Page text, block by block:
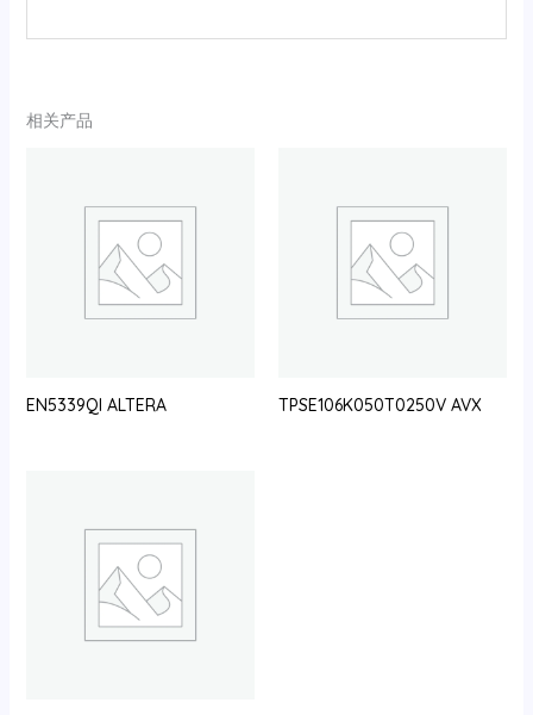
相关产品
EN5339QI ALTERA TPSE106K050T0250V AVX